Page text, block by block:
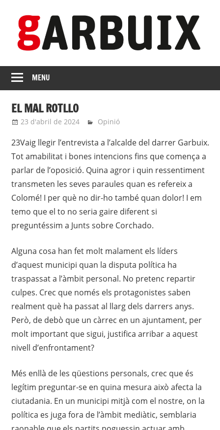
content
GARBUIX
Independent
de
Franqueses
MENU
EL MAL ROTLLO
23 d'abril de 2024 Eli
Opinió
23Vaig llegir l’entrevista a l’alcalde del darrer Garbuix.
Tot amabilitat i bones intencions fins que comença a
parlar de l’oposició. Quina agror i quin ressentiment
transmeten les seves paraules quan es refereix a
Colomé! I per què no dir-ho també quan dolor! I em
temo que el to no seria gaire diferent si
preguntéssim a Junts sobre Corchado.
Alguna cosa han fet molt malament els líders
d’aquest municipi quan la disputa política ha
traspassat a l’àmbit personal. No pretenc repartir
culpes. Crec que només els protagonistes saben
realment què ha passat al llarg dels darrers anys.
Però, de debò que un càrrec en un ajuntament, per
molt important que sigui, justifica arribar a aquest
nivell d’enfrontament?
Més enllà de les qüestions personals, crec que és
legítim preguntar-se en quina mesura això afecta la
ciutadania. En un municipi mitjà com el nostre, on la
política es juga fora de l’àmbit mediàtic, semblaria